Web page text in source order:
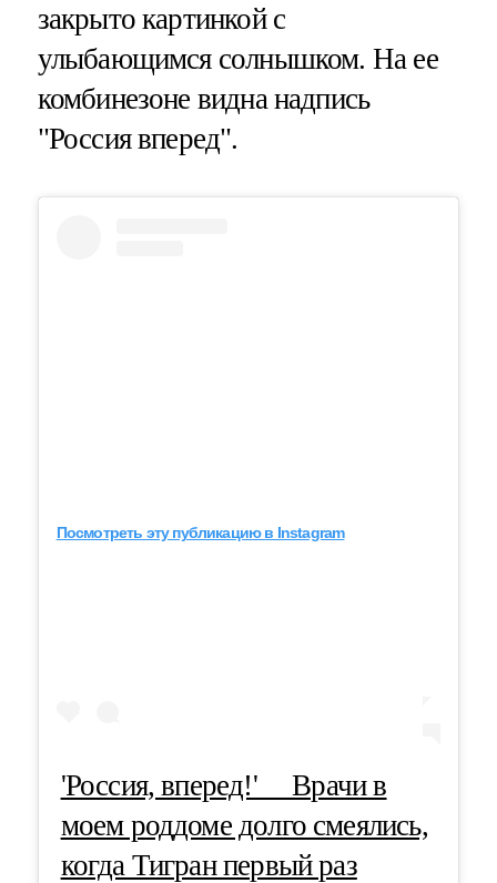
закрыто картинкой с
улыбающимся солнышком. На ее
комбинезоне видна надпись
"Россия вперед".
Посмотреть эту публикацию в Instagram
'Россия, вперед!' ⠀ Врачи в
моем роддоме долго смеялись,
когда Тигран первый раз